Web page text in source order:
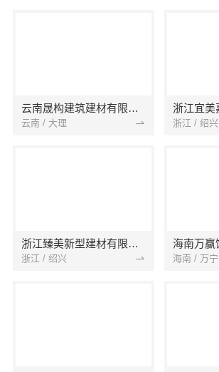
云南晟构建筑建材有限公司
云南 / 大理 浙江 / 绍兴
浙江臻美新型建材有限公司
浙江 / 绍兴 海南 / 万宁